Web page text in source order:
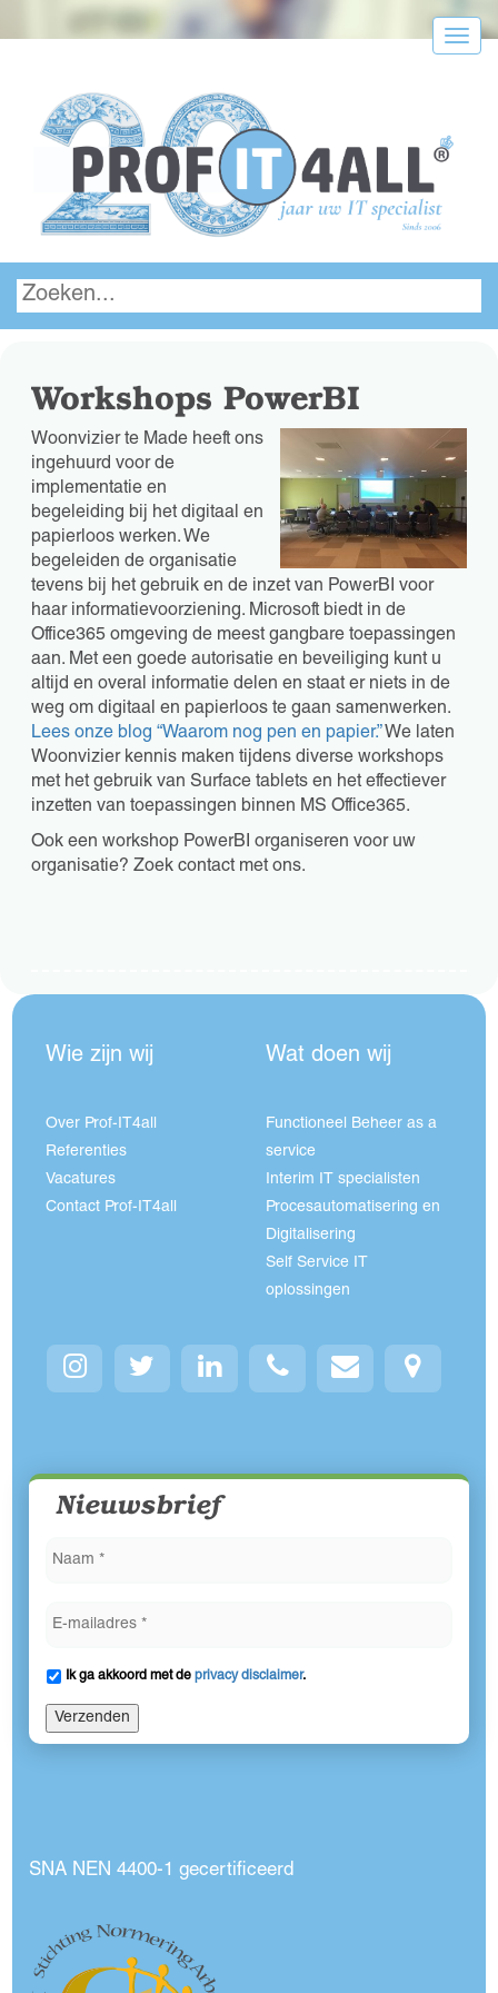
Menu
Workshops PowerBI
Woonvizier te Made heeft ons
ingehuurd voor de
implementatie en
begeleiding bij het digitaal en
papierloos werken. We
begeleiden de organisatie
tevens bij het gebruik en de inzet van PowerBI voor
haar informatievoorziening. Microsoft biedt in de
Office365 omgeving de meest gangbare toepassingen
aan. Met een goede autorisatie en beveiliging kunt u
altijd en overal informatie delen en staat er niets in de
weg om digitaal en papierloos te gaan samenwerken.
Lees onze blog “Waarom nog pen en papier.”We laten
Woonvizier kennis maken tijdens diverse workshops
met het gebruik van Surface tablets en het effectiever
inzetten van toepassingen binnen MS Office365.
Ook een workshop PowerBI organiseren voor uw
organisatie? Zoek contact met ons.
Wie zijn wij
Over Prof-IT4all
Referenties
Vacatures
Contact Prof-IT4all
Wat doen wij
Functioneel Beheer as a
service
Interim IT specialisten
Procesautomatisering en
Digitalisering
Self Service IT
oplossingen
Nieuwsbrief
Ik ga akkoord met deprivacy disclaimer.
Verzenden
SNA NEN 4400-1 gecertificeerd